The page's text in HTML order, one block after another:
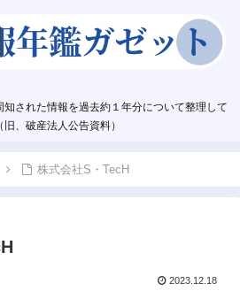
された情報を過去約１年分について整理して
旧、破産法人公告資料）
株式会社S・TecH
2023.12.18